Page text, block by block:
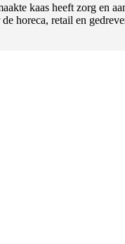
kaas heeft zorg en
horeca, retail en